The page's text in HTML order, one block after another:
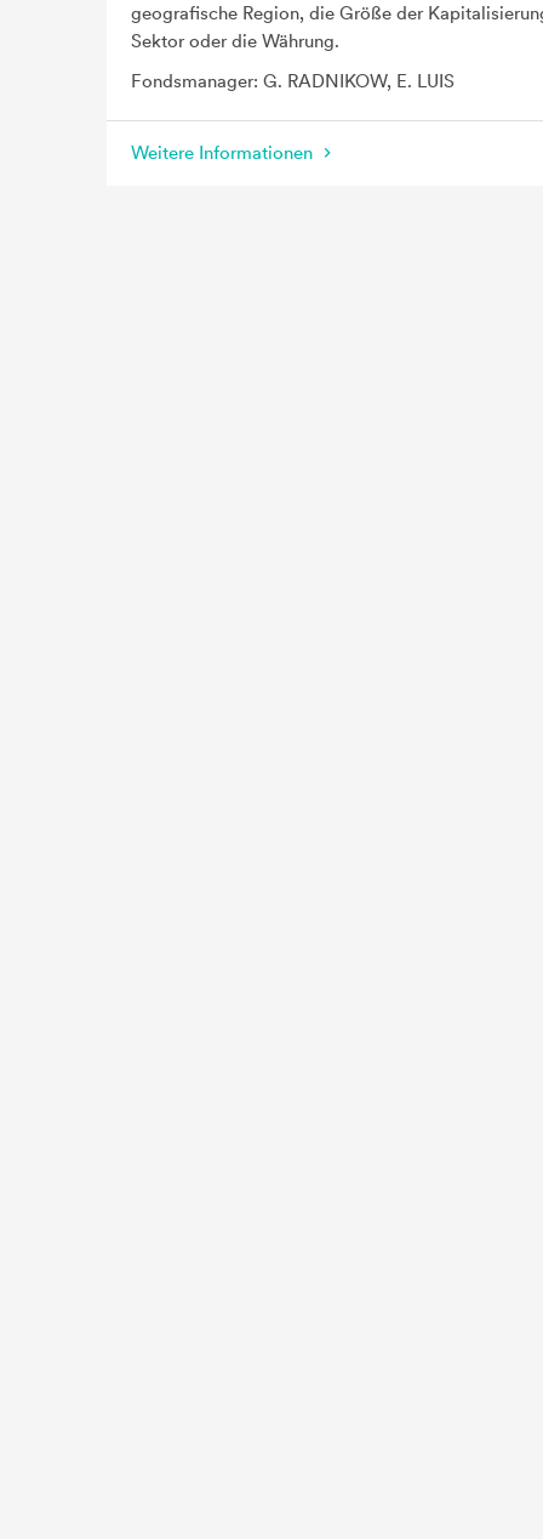
geografische Region, die Größe der
Sektor oder die Währung.
Fondsmanager: G. RADNIKOW, E. LUIS
Weitere Informationen